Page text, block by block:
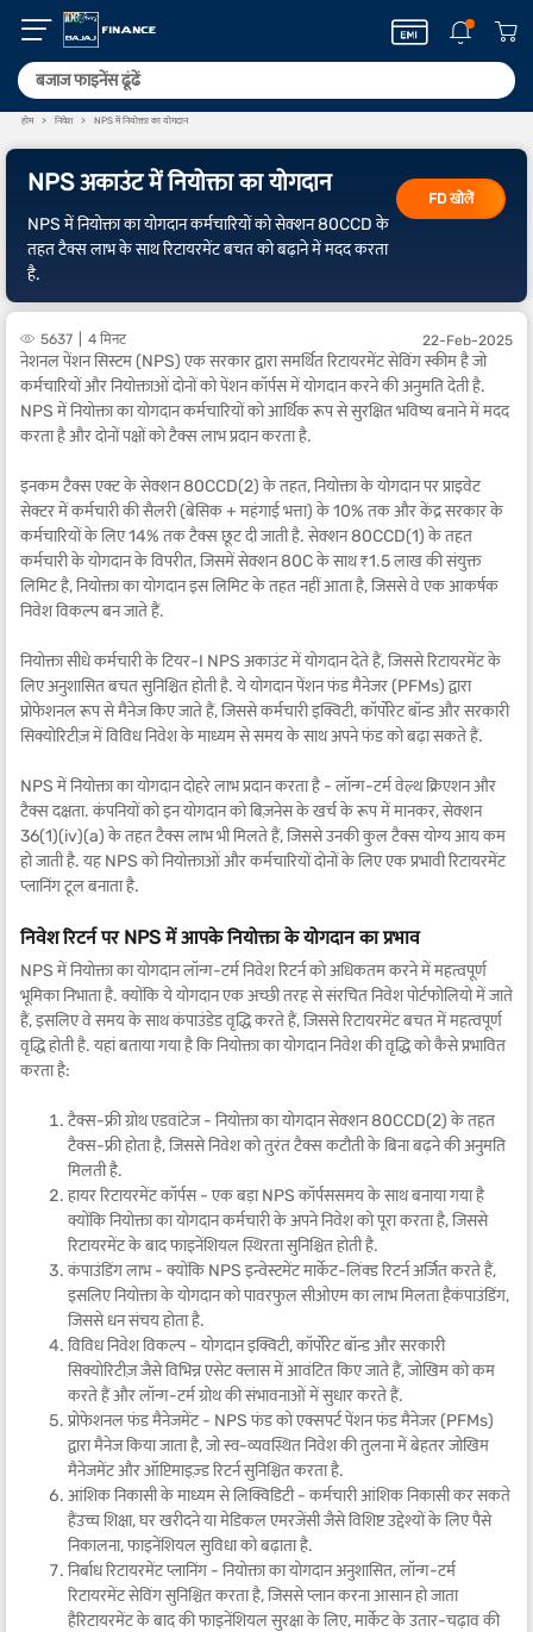
होम निवेश NPS में नियोक्ता का योगदान
NPS अकाउंट में नियोक्ता का योगदान
NPS में नियोक्ता का योगदान कर्मचारियों को सेक्शन 80CCD के
तहत टैक्स लाभ के साथ रिटायरमेंट बचत को बढ़ाने में मदद करता
है.
FD खोलें
5637 4 मिनट 22-Feb-2025
नेशनल पेंशन सिस्टम (NPS) एक सरकार द्वारा समर्थित रिटायरमेंट सेविंग स्कीम है जो
कर्मचारियों और नियोक्ताओं दोनों को पेंशन कॉर्पस में योगदान करने की अनुमति देती है.
NPS में नियोक्ता का योगदान कर्मचारियों को आर्थिक रूप से सुरक्षित भविष्य बनाने में मदद
करता है और दोनों पक्षों को टैक्स लाभ प्रदान करता है.
इनकम टैक्स एक्ट के सेक्शन 80CCD(2) के तहत, नियोक्ता के योगदान पर प्राइवेट
सेक्टर में कर्मचारी की सैलरी (बेसिक + महंगाई भत्ता) के 10% तक और केंद्र सरकार के
कर्मचारियों के लिए 14% तक टैक्स छूट दी जाती है. सेक्शन 80CCD(1) के तहत
कर्मचारी के योगदान के विपरीत, जिसमें सेक्शन 80C के साथ ₹1.5 लाख की संयुक्त
लिमिट है, नियोक्ता का योगदान इस लिमिट के तहत नहीं आता है, जिससे वे एक आकर्षक
निवेश विकल्प बन जाते हैं.
नियोक्ता सीधे कर्मचारी के टियर-I NPS अकाउंट में योगदान देते हैं, जिससे रिटायरमेंट के
लिए अनुशासित बचत सुनिश्चित होती है. ये योगदान पेंशन फंड मैनेजर (PFMs) द्वारा
प्रोफेशनल रूप से मैनेज किए जाते हैं, जिससे कर्मचारी इक्विटी, कॉर्पोरेट बॉन्ड और सरकारी
सिक्योरिटीज़ में विविध निवेश के माध्यम से समय के साथ अपने फंड को बढ़ा सकते हैं.
NPS में नियोक्ता का योगदान दोहरे लाभ प्रदान करता है - लॉन्ग-टर्म वेल्थ क्रिएशन और
टैक्स दक्षता. कंपनियों को इन योगदान को बिज़नेस के खर्च के रूप में मानकर, सेक्शन
36(1)(iv)(a) के तहत टैक्स लाभ भी मिलते हैं, जिससे उनकी कुल टैक्स योग्य आय कम
हो जाती है. यह NPS को नियोक्ताओं और कर्मचारियों दोनों के लिए एक प्रभावी रिटायरमेंट
प्लानिंग टूल बनाता है.
निवेश रिटर्न पर NPS में आपके नियोक्ता के योगदान का प्रभाव
NPS में नियोक्ता का योगदान लॉन्ग-टर्म निवेश रिटर्न को अधिकतम करने में महत्वपूर्ण
भूमिका निभाता है. क्योंकि ये योगदान एक अच्छी तरह से संरचित निवेश पोर्टफोलियो में जाते
हैं, इसलिए वे समय के साथ कंपाउंडेड वृद्धि करते हैं, जिससे रिटायरमेंट बचत में महत्वपूर्ण
वृद्धि होती है. यहां बताया गया है कि नियोक्ता का योगदान निवेश की वृद्धि को कैसे प्रभावित
करता है:
टैक्स-फ्री ग्रोथ एडवांटेज - नियोक्ता का योगदान सेक्शन 80CCD(2) के तहत
टैक्स-फ्री होता है, जिससे निवेश को तुरंत टैक्स कटौती के बिना बढ़ने की अनुमति
मिलती है.
हायर रिटायरमेंट कॉर्पस - एक बड़ा NPS कॉर्पससमय के साथ बनाया गया है
क्योंकि नियोक्ता का योगदान कर्मचारी के अपने निवेश को पूरा करता है, जिससे
रिटायरमेंट के बाद फाइनेंशियल स्थिरता सुनिश्चित होती है.
कंपाउंडिंग लाभ - क्योंकि NPS इन्वेस्टमेंट मार्केट-लिंक्ड रिटर्न अर्जित करते हैं,
इसलिए नियोक्ता के योगदान को पावरफुल सीओएम का लाभ मिलता हैकंपाउंडिंग,
जिससे धन संचय होता है.
विविध निवेश विकल्प - योगदान इक्विटी, कॉर्पोरेट बॉन्ड और सरकारी
सिक्योरिटीज़ जैसे विभिन्न एसेट क्लास में आवंटित किए जाते हैं, जोखिम को कम
करते हैं और लॉन्ग-टर्म ग्रोथ की संभावनाओं में सुधार करते हैं.
प्रोफेशनल फंड मैनेजमेंट - NPS फंड को एक्सपर्ट पेंशन फंड मैनेजर (PFMs)
द्वारा मैनेज किया जाता है, जो स्व-व्यवस्थित निवेश की तुलना में बेहतर जोखिम
मैनेजमेंट और ऑप्टिमाइज़्ड रिटर्न सुनिश्चित करता है.
आंशिक निकासी के माध्यम से लिक्विडिटी - कर्मचारी आंशिक निकासी कर सकते
हैंउच्च शिक्षा, घर खरीदने या मेडिकल एमरजेंसी जैसे विशिष्ट उद्देश्यों के लिए पैसे
निकालना, फाइनेंशियल सुविधा को बढ़ाता है.
निर्बाध रिटायरमेंट प्लानिंग - नियोक्ता का योगदान अनुशासित, लॉन्ग-टर्म
रिटायरमेंट सेविंग सुनिश्चित करता है, जिससे प्लान करना आसान हो जाता
हैरिटायरमेंट के बाद की फाइनेंशियल सुरक्षा के लिए, मार्केट के उतार-चढ़ाव की